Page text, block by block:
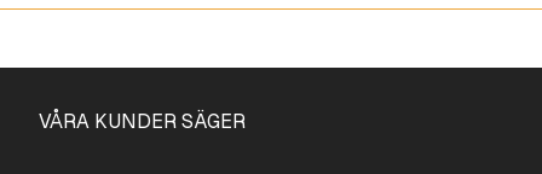
VÅRA KUNDER SÄGER